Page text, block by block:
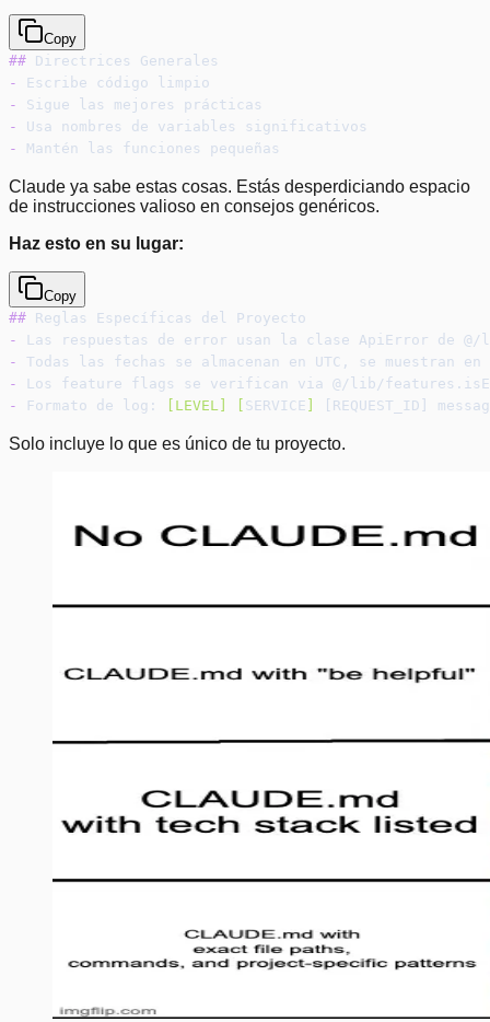
Copy
## Directrices Generales
-
Escribe código limpio
-
Sigue las mejores prácticas
-
Usa nombres de variables significativos
-
Mantén las funciones pequeñas
Claude ya sabe estas cosas. Estás desperdiciando espacio
de instrucciones valioso en consejos genéricos.
Haz esto en su lugar:
Copy
## Reglas Específicas del Proyecto
-
Las respuestas de error usan la clase ApiError de
-
Todas las fechas se almacenan en UTC, se muestran
-
Los feature flags se verifican via @/lib/
-
Formato de log: LEVEL SERVICE [REQUEST_ID]
Solo incluye lo que es único de tu proyecto.